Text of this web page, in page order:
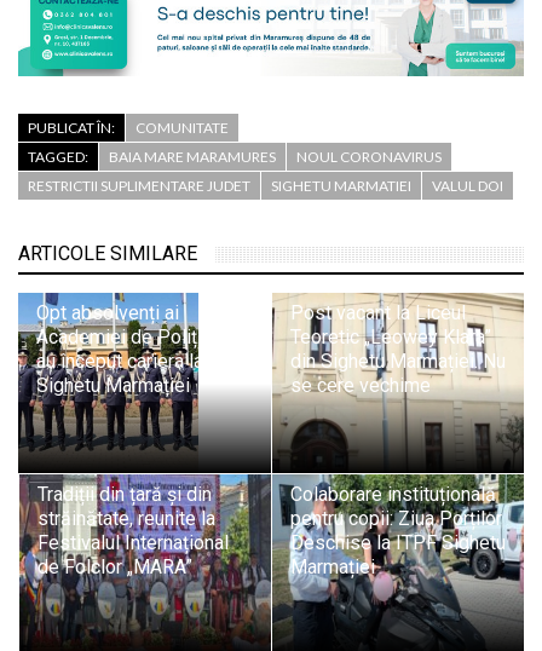
PUBLICAT ÎN:
COMUNITATE
TAGGED:
BAIA MARE MARAMURES
NOUL CORONAVIRUS
RESTRICTII SUPLIMENTARE JUDET
SIGHETU MARMATIEI VALUL DOI
ARTICOLE SIMILARE
Opt absolvenți ai
Academiei de Poliție și-
au început cariera la ITPF
Sighetu Marmației
Post vacant la Liceul
Teoretic „Leowey Klara”
din Sighetu Marmației. Nu
se cere vechime
Tradiții din țară și din
străinătate, reunite la
Festivalul Internațional
de Folclor „MARA”
Colaborare instituțională
pentru copii: Ziua Porților
Deschise la ITPF Sighetu
Marmației